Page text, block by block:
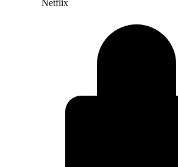
Netflix